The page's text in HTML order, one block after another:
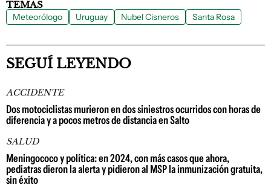
TEMAS
Meteorólogo Uruguay Nubel Cisneros Santa Rosa
SEGUÍ LEYENDO
ACCIDENTE
Dos motociclistas murieron en dos siniestros ocurridos con horas de
diferencia y a pocos metros de distancia en Salto
SALUD
Meningococo y política: en 2024, con más casos que ahora,
pediatras dieron la alerta y pidieron al MSP la inmunización gratuita,
sin éxito